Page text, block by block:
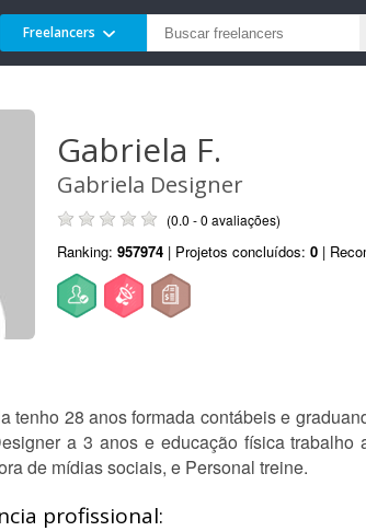
Freelancers
Gabriela F.
Gabriela Designer
(0.0 - 0 avaliações)
Ranking: 957974 | Projetos concluídos: 0 |
tenho 28 anos formada contábeis e
a 3 anos e educação física
de mídias sociais, e Personal treine.
profissional: